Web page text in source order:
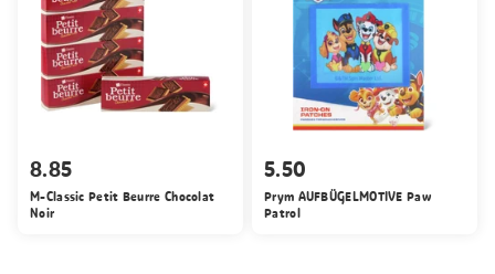
8.85
M-Classic Petit Beurre Chocolat
Noir
5.50
Prym AUFBÜGELMOTIVE Paw
Patrol